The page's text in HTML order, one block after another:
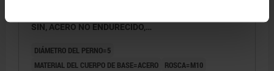
SIN, ACERO NO ENDURECIDO,
DIÁMETRO DEL PERNO=5
MATERIAL DEL CUERPO DE BASE=ACERO
ROSCA=M10